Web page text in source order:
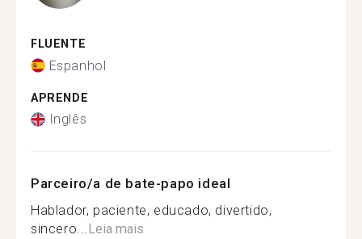
FLUENTE
Espanhol
APRENDE
Inglês
Parceiro/a de bate-papo ideal
Hablador, paciente, educado, divertido,
sincero...Leia mais